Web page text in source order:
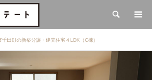
検索
千田町の新築分譲・建売住宅４LDK（C棟）